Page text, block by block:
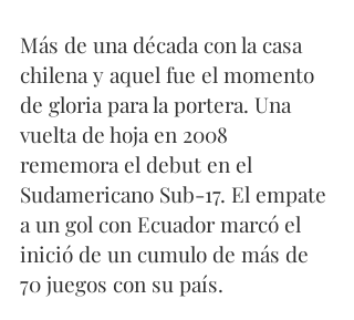
Más de una década con la casa
chilena y aquel fue el momento
de gloria para la portera. Una
vuelta de hoja en 2008
rememora el debut en el
Sudamericano Sub-17. El empate
a un gol con Ecuador marcó el
inició de un cumulo de más de
70 juegos con su país.